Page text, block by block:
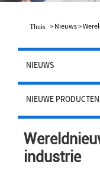
Thuis > Nieuws>
NIEUWS
NIEUWE PRODUCTEN
industrie